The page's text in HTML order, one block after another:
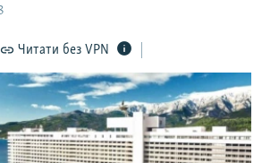
Читати без VPN